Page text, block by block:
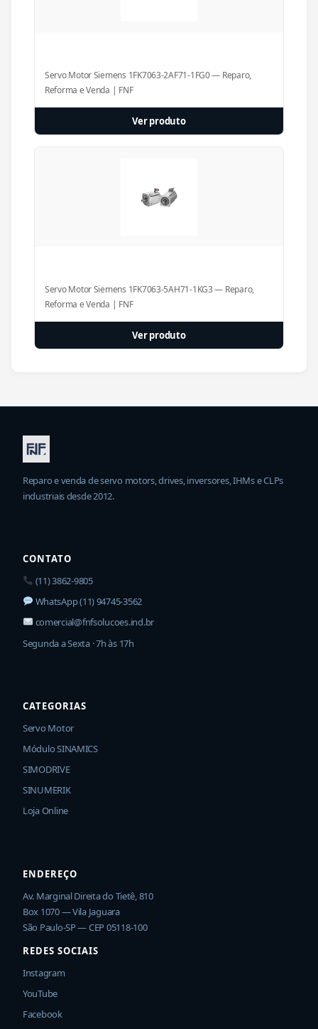
Servo Motor Siemens 1FK7063-2AF71-1FG0 — Reparo,
Reforma e Venda | FNF
Ver produto
Servo Motor Siemens 1FK7063-5AH71-1KG3 — Reparo,
Reforma e Venda | FNF
Ver produto
Reparo e venda de servo motors, drives, inversores, IHMs e CLPs
industriais desde 2012.
CONTATO
(11) 3862-9805
WhatsApp (11) 94745-3562
comercial@fnfsolucoes.ind.br
Segunda a Sexta · 7h às 17h
CATEGORIAS
Servo Motor
Módulo SINAMICS
SIMODRIVE
SINUMERIK
Loja Online
ENDEREÇO
Av. Marginal Direita do Tietê, 810
Box 1070 — Vila Jaguara
São Paulo-SP — CEP 05118-100
REDES SOCIAIS
Instagram
YouTube
Facebook